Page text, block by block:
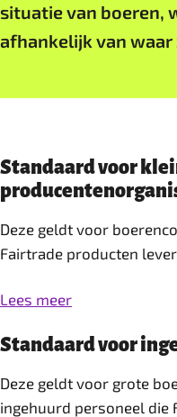
situatie van boeren,
afhankelijk van waar
Standaard voor
Deze geldt voor
Fairtrade producten
Lees meer
Standaard voor
Deze geldt voor grote
ingehuurd personeel die